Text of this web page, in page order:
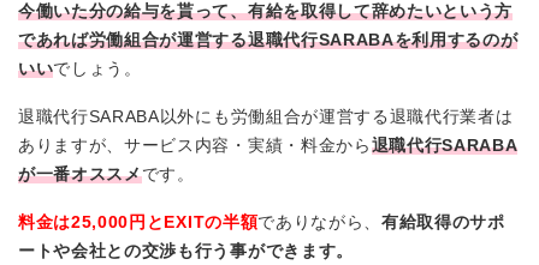
今働いた分の給与を貰って、有給を取得して辞めたいという方
であれば労働組合が運営する退職代行SARABAを利用するのが
いいでしょう。
退職代行SARABA以外にも労働組合が運営する退職代行業者は
ありますが、サービス内容・実績・料金から 退職代行SARABA
が一番オススメです。
料金は25,000円とEXITの半額でありながら、有給取得のサポ
ートや会社との交渉も行う事ができます。